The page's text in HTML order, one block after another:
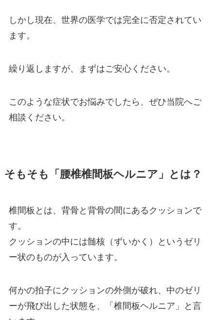
しかし現在、世界の医学では完全に否定されてい
ます。
繰り返しますが、まずはご安心ください。
このような症状でお悩みでしたら、ぜひ当院へご
相談ください。
そもそも「腰椎椎間板ヘルニア」とは？
椎間板とは、背骨と背骨の間にあるクッションで
す。
クッションの中には髄核（ずいかく）というゼリ
ー状のものが入っています。
何かの拍子にクッションの外側が破れ、中のゼリ
ーが飛び出した状態を、「椎間板ヘルニア」と言